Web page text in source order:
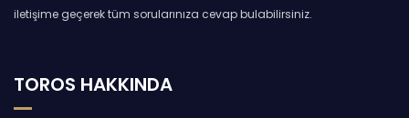
iletişime geçerek tüm sorularınıza cevap bulabilirsiniz.
TOROS HAKKINDA